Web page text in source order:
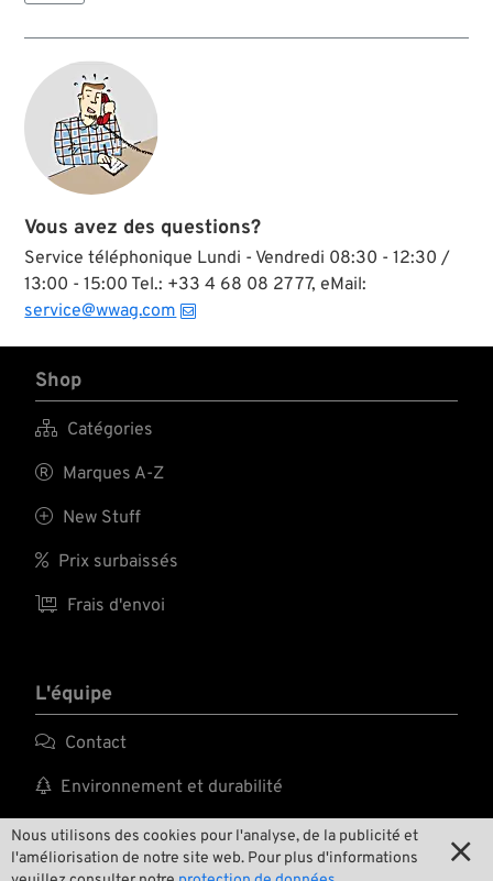
Nous utilisons des cookies pour l'analyse, de la publicité et
l'améliorisation de notre site web. Pour plus d'informations

grand dans le dos
Ride with the
Lightning ». Fabriqué
en 100 % coton, il
offre confort et
durabilité pour un
usage quotidien, le
garage ou les projets
Parfait pour les fans
de Harley-Davidson
et de la scène
chopper
personnalisée.
Vous avez des questions?
Service téléphonique Lundi - Vendredi 08:30 - 12:30 /
13:00 - 15:00 Tel.: +33 4 68 08 27 77, eMail:
service@wwag.com
Shop
 Catégories
 Marques A-Z
 New Stuff
 Prix surbaissés
 Frais d'envoi
L'équipe
 Contact
 Environnement et durabilité
 Notre histoire
 Wrecking Crew